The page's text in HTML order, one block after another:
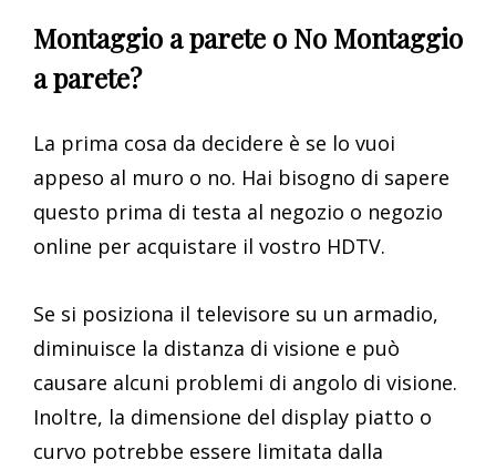
Montaggio a parete o No Montaggio
a parete?
La prima cosa da decidere è se lo vuoi
appeso al muro o no. Hai bisogno di sapere
questo prima di testa al negozio o negozio
online per acquistare il vostro HDTV.
Se si posiziona il televisore su un armadio,
diminuisce la distanza di visione e può
causare alcuni problemi di angolo di visione.
Inoltre, la dimensione del display piatto o
curvo potrebbe essere limitata dalla